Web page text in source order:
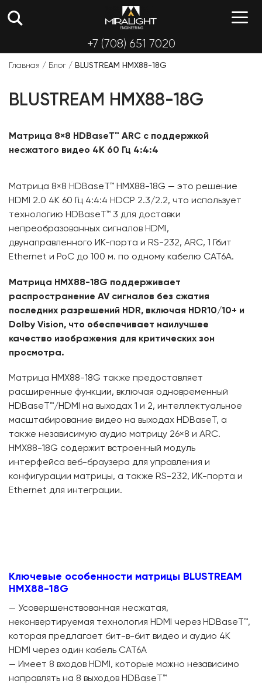
+7 (708) 651 7020
Главная / Блог / BLUSTREAM HMX88-18G
BLUSTREAM HMX88-18G
Матрица 8×8 HDBaseT™ ARC с поддержкой
несжатого видео 4K 60 Гц 4:4:4
Матрица 8×8 HDBaseT™ HMX88-18G — это решение
HDMI 2.0 4K 60 Гц 4:4:4 HDCP 2.3/2.2, что использует
технологию HDBaseT™ 3 для доставки
непреобразованных сигналов HDMI,
двунаправленного ИК-порта и RS-232, ARC, 1 Гбит
Ethernet и PoC до 100 м. по одному кабелю CAT6A.
Матрица HMX88-18G поддерживает
распространение AV сигналов без сжатия
последних разрешений HDR, включая HDR10/10+ и
Dolby Vision, что обеспечивает наилучшее
качество изображения для критических зон
просмотра.
Матрица HMX88-18G также предоставляет
расширенные функции, включая одновременный
HDBaseT™/HDMI на выходах 1 и 2, интеллектуальное
масштабирование видео на выходах HDBaseT, а
также независимую аудио матрицу 26×8 и ARC.
HMX88-18G содержит встроенный модуль
интерфейса веб-браузера для управления и
конфигурации матрицы, а также RS-232, ИК-порта и
Ethernet для интеграции.
Ключевые особенности матрицы BLUSTREAM
HMX88-18G
— Усовершенствованная несжатая,
неконвертируемая технология HDMI через HDBaseT™,
которая предлагает бит-в-бит видео и аудио 4K
HDMI через один кабель CAT6A
— Имеет 8 входов HDMI, которые можно независимо
направлять на 8 выходов HDBaseT™